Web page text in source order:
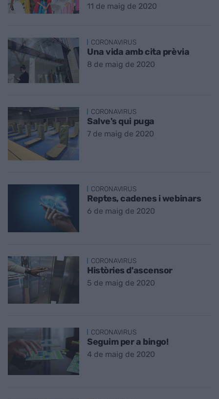
11 de maig de 2020
CORONAVIRUS
Una vida amb cita prèvia
8 de maig de 2020
CORONAVIRUS
Salve's qui puga
7 de maig de 2020
CORONAVIRUS
Reptes, cadenes i webinars
6 de maig de 2020
CORONAVIRUS
Històries d'ascensor
5 de maig de 2020
CORONAVIRUS
Seguim per a bingo!
4 de maig de 2020